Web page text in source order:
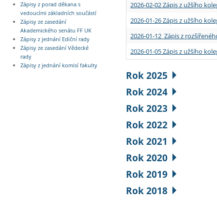
Zápisy z porad děkana s
vedoucími základních součástí
Zápisy ze zasedání
Akademického senátu FF UK
Zápisy z jednání Ediční rady
Zápisy ze zasedání Vědecké
rady
Zápisy z jednání komisí fakulty
2026-02-02 Zápis z užšího
2026-01-26 Zápis z užšího
2026-01-12 Zápis z
2026-01-05 Zápis z užšího
Rok 2025
Rok 2024
Rok 2023
Rok 2022
Rok 2021
Rok 2020
Rok 2019
Rok 2018